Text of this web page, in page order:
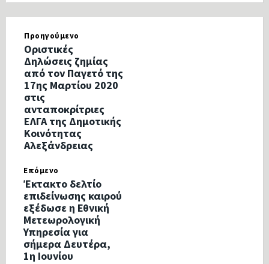
Προηγούμενο
Οριστικές
Δηλώσεις ζημίας
από τον Παγετό της
17ης Μαρτίου 2020
στις
ανταποκρίτριες
ΕΛΓΑ της Δημοτικής
Κοινότητας
Αλεξάνδρειας
Επόμενο
Έκτακτο δελτίο
επιδείνωσης καιρού
εξέδωσε η Εθνική
Μετεωρολογική
Υπηρεσία για
σήμερα Δευτέρα,
1η Ιουνίου